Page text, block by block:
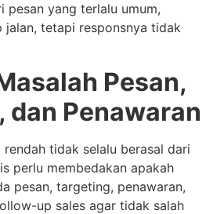
pesan yang terlalu umum,
jalan, tetapi responsnya tidak
Pesan,
dan Penawaran
tidak selalu berasal dari
perlu membedakan apakah
pesan, targeting, penawaran,
up sales agar tidak salah